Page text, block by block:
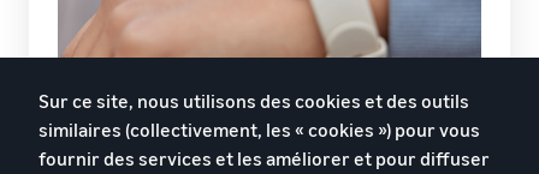
Sur ce site, nous utilisons des cookies et des outils
similaires (collectivement, les « cookies ») pour vous
fournir des services et les améliorer et pour diffuser